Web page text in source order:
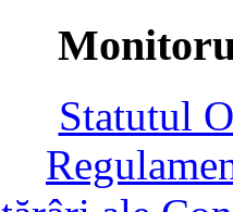
Statutul